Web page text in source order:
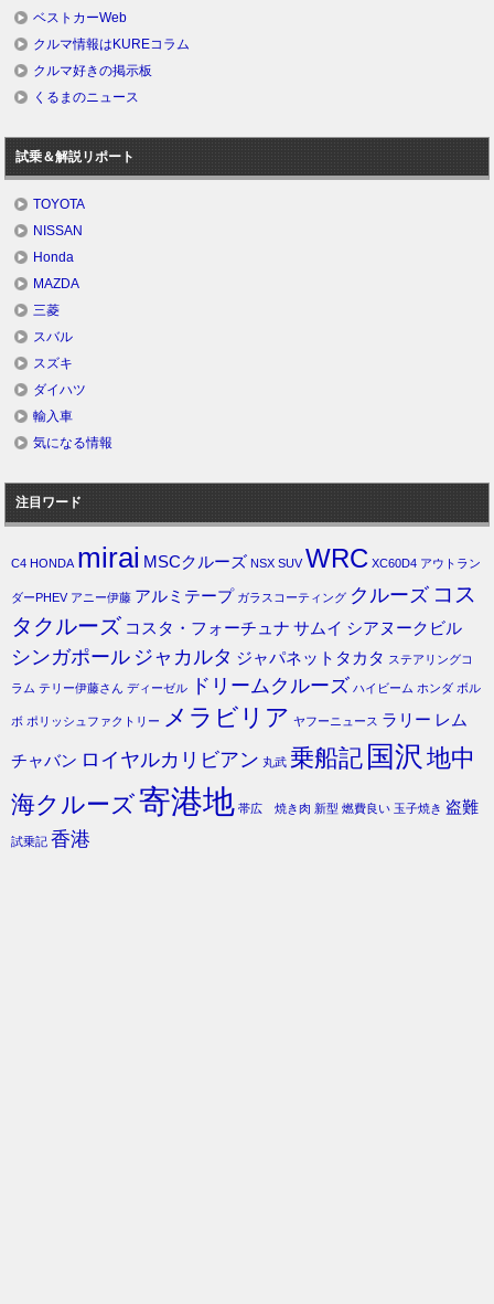
ベストカーWeb
クルマ情報はKUREコラム
クルマ好きの掲示板
くるまのニュース
試乗＆解説リポート
TOYOTA
NISSAN
Honda
MAZDA
三菱
スバル
スズキ
ダイハツ
輸入車
気になる情報
注目ワード
C4 HONDA mirai MSCクルーズ NSX SUV WRC XC60D4 アウトラン
ダーPHEV アニー伊藤 アルミテープ ガラスコーティング クルーズ コス
タクルーズ コスタ・フォーチュナ サムイ シアヌークビル
シンガポール ジャカルタ ジャパネットタカタ ステアリングコ
ラム テリー伊藤さん ディーゼル ドリームクルーズ ハイビーム ホンダ ボル
ボ ポリッシュファクトリー メラビリア ヤフーニュース ラリー レム
チャバン ロイヤルカリビアン 丸武 乗船記 国沢 地中
海クルーズ寄港地 帯広 焼き肉 新型 燃費良い 玉子焼き 盗難
試乗記 香港